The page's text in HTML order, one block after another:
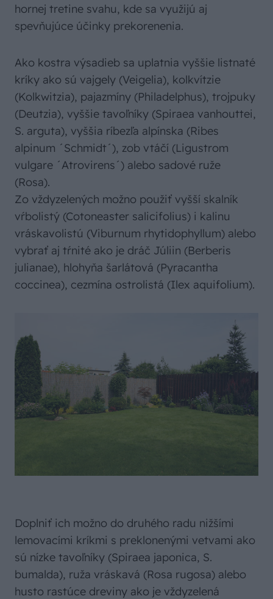
hornej tretine svahu, kde sa využijú aj
spevňujúce účinky prekorenenia.
Ako kostra výsadieb sa uplatnia vyššie listnaté
kríky ako sú vajgely (Veigelia), kolkvítzie
(Kolkwitzia), pajazmíny (Philadelphus), trojpuky
(Deutzia), vyššie tavoľníky (Spiraea vanhouttei,
S. arguta), vyššia ríbezľa alpínska (Ribes
alpinum ´Schmidt´), zob vtáčí (Ligustrom
vulgare ´Atrovirens´) alebo sadové ruže
(Rosa).
Zo vždyzelených možno použiť vyšší skalník
vŕbolistý (Cotoneaster salicifolius) i kalinu
vráskavolistú (Viburnum rhytidophyllum) alebo
vybrať aj tŕnité ako je dráč Júliin (Berberis
julianae), hlohyňa šarlátová (Pyracantha
coccinea), cezmína ostrolistá (Ilex aquifolium).
Doplniť ich možno do druhého radu nižšími
lemovacími kríkmi s preklonenými vetvami ako
sú nízke tavoľníky (Spiraea japonica, S.
bumalda), ruža vráskavá (Rosa rugosa) alebo
husto rastúce dreviny ako je vždyzelená